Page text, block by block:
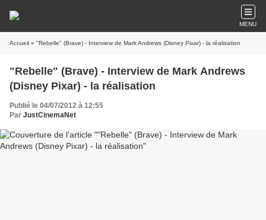
MENU
Accueil » "Rebelle" (Brave) - Interview de Mark Andrews (Disney Pixar) - la réalisation
"Rebelle" (Brave) - Interview de Mark Andrews
(Disney Pixar) - la réalisation
Publié le 04/07/2012 à 12:55
Par JustCinemaNet